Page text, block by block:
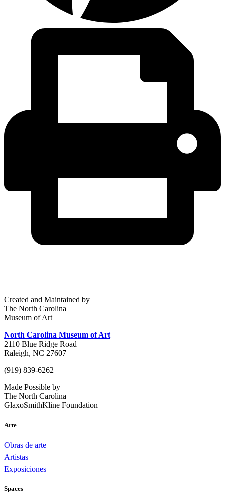
Created and Maintained by
The North Carolina
Museum of Art
North Carolina Museum of Art
2110 Blue Ridge Road
Raleigh, NC 27607
(919) 839-6262
Made Possible by
The North Carolina
GlaxoSmithKline Foundation
Arte
Obras de arte
Artistas
Exposiciones
Spaces